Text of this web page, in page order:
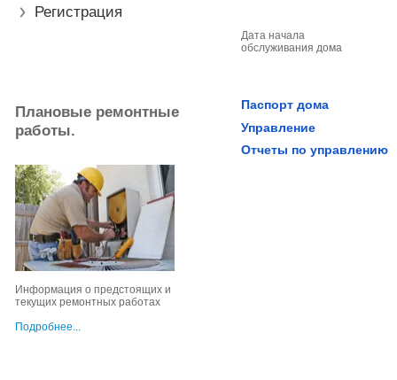
Регистрация
Плановые ремонтные
работы.
Информация о предстоящих и
текущих ремонтных работах
Подробнее...
Дата начала
обслуживания дома
Паспорт дома
Управление
Отчеты по управлению